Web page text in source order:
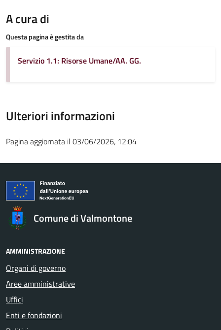
A cura di
Questa pagina è gestita da
Servizio 1.1: Risorse Umane/AA. GG.
Ulteriori informazioni
Pagina aggiornata il 03/06/2026, 12:04
Comune di Valmontone
AMMINISTRAZIONE
Organi di governo
Aree amministrative
Uffici
Enti e fondazioni